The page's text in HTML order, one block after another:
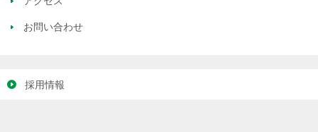
お問い合わせ
採用情報